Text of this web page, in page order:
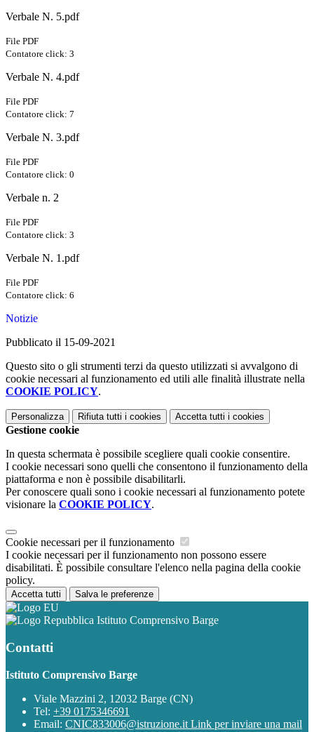
Verbale N. 5.pdf
File PDF
Contatore click: 3
Verbale N. 4.pdf
File PDF
Contatore click: 7
Verbale N. 3.pdf
File PDF
Contatore click: 0
Verbale n. 2
File PDF
Contatore click: 3
Verbale N. 1.pdf
File PDF
Contatore click: 6
Notizie
Pubblicato il 15-09-2021
Questo sito o gli strumenti terzi da questo utilizzati si avvalgono di
cookie necessari al funzionamento ed utili alle finalità illustrate nella
COOKIE POLICY.
Personalizza Rifiuta tutti i cookies Accetta tutti i cookies
Gestione cookie
In questa schermata è possibile scegliere quali cookie consentire.
I cookie necessari sono quelli che consentono il funzionamento della
piattaforma e non è possibile disabilitarli.
Per conoscere quali sono i cookie necessari al funzionamento potete
visionare la COOKIE POLICY.
Cookie necessari per il funzionamento
I cookie necessari per il funzionamento non possono essere
disabilitati. È possibile consultare l'elenco nella pagina della cookie
policy.
Accetta tutti Salva le preferenze
Istituto Comprensivo Barge
Contatti
Istituto Comprensivo Barge
Viale Mazzini 2, 12032 Barge (CN)
Tel: +39 0175346691
Email: CNIC833006@istruzione.it Link per inviare una mail